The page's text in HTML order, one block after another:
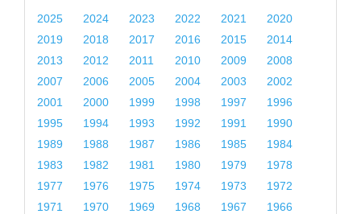
2025 2024 2023 2022 2021
2020
2019
2018 2017 2016 2015
2014
2013
2012 2011 2010 2009
2008
2007
2006 2005 2004 2003
2002
2001
2000 1999 1998 1997
1996
1995
1994 1993 1992 1991
1990
1989
1988 1987 1986 1985
1984
1983
1982 1981 1980 1979
1978
1977
1976 1975 1974 1973
1972
1971
1970 1969 1968 1967
1966